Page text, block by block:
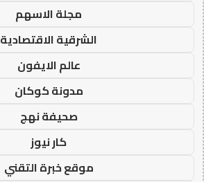
مجلة الاسهم
الشرقية الاقتصادية
عالم الايفون
مدونة كوكان
صحيفة نهج
كار نيوز
موقع خبرة التقني